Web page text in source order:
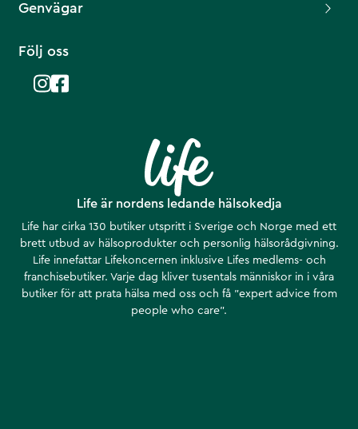
Life är nordens ledande hälsokedja
Life har cirka 130 butiker utspritt i Sverige och Norge med ett
brett utbud av hälsoprodukter och personlig hälsorådgivning.
Life innefattar Lifekoncernen inklusive Lifes medlems- och
franchisebutiker. Varje dag kliver tusentals människor in i våra
butiker för att prata hälsa med oss och få ”expert advice from
people who care”.
Genvägar
Följ oss